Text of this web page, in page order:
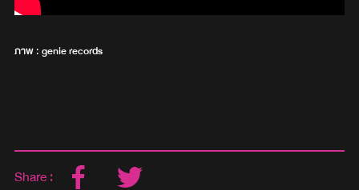
ภาพ : genie records
Share :